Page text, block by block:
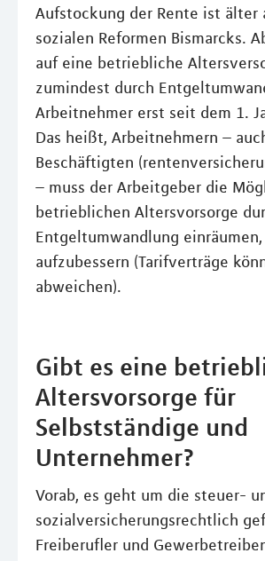
Aufstockung der Rente ist älter
sozialen Reformen Bismarcks.
auf eine betriebliche
zumindest durch
Arbeitnehmer erst seit dem 1.
Das heißt, Arbeitnehmern –
Beschäftigten
– muss der Arbeitgeber die
betrieblichen Altersvorsorge
Entgeltumwandlung
aufzubessern (Tarifverträge
abweichen).
Gibt es eine
Altersvorsorge für
Selbstständige und
Unternehmer?
Vorab, es geht um die steuer-
sozialversicherungsrechtlich
Freiberufler und